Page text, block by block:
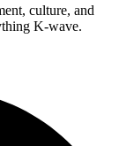
culture, and
K-wave.